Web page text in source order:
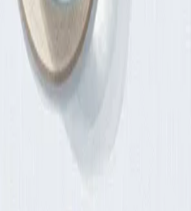
в крови — вы дольше чувствуете сытость.
веществами и разрушают естественные